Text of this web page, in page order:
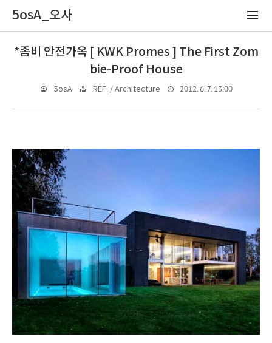
5osA_오사
*좀비 안전가옥 [ KWK Promes ] The First Zom
bie-Proof House
5osA REF. / Architecture 2012. 6. 7. 13:00